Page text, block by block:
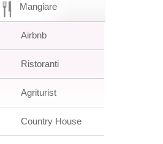
Mangiare
Airbnb
Ristoranti
Agriturist
Country House